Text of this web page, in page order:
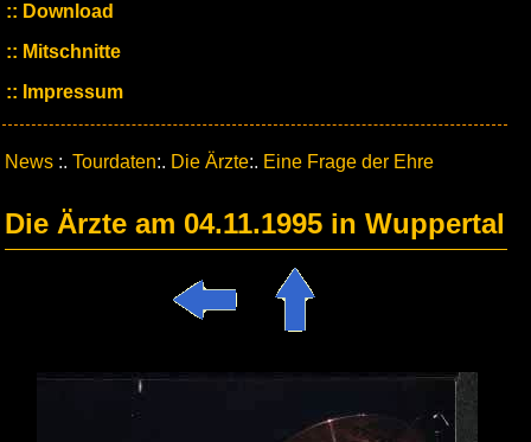
Download
Mitschnitte
Impressum
News :. Tourdaten:. Die Ärzte:. Eine Frage der Ehre
Die Ärzte am 04.11.1995 in Wuppertal